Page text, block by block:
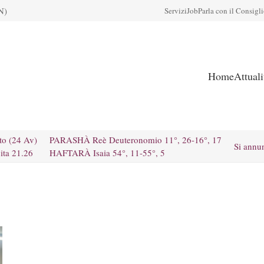
ServiziJobParla con il
Home
(24 Av)
21.26
PARASHÀ Reè Deuteronomio 11°, 26-16°, 17
HAFTARÀ Isaia 54°, 11-55°, 5
Si